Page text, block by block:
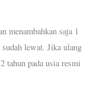
menambahkan saja 1
lewat. Jika ulang
tahun pada usia resmi